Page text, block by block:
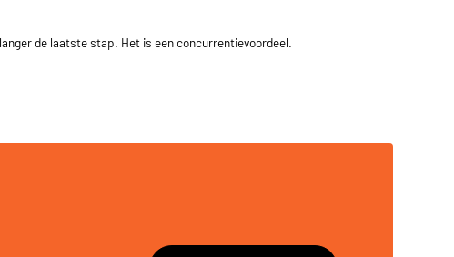
de laatste stap. Het is een concurrentievoordeel.